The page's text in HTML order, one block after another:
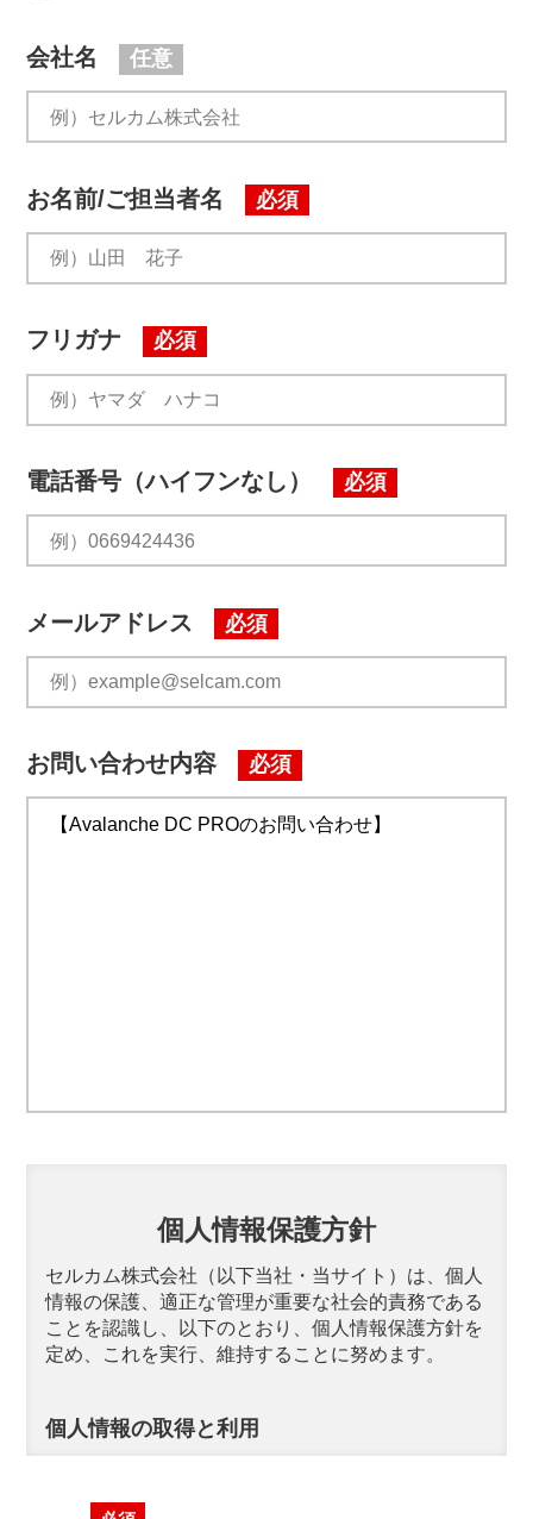
会社名 任意
お名前/ご担当者名 必須
フリガナ 必須
電話番号（ハイフンなし） 必須
メールアドレス 必須
お問い合わせ内容 必須
個人情報保護方針
セルカム株式会社（以下当社・当サイト）は、個人
情報の保護、適正な管理が重要な社会的責務である
ことを認識し、以下のとおり、個人情報保護方針を
定め、これを実行、維持することに努めます。
個人情報の取得と利用